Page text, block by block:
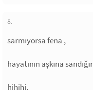
8.
sarmıyorsa fena ,
hayatının aşkına
hihihi.